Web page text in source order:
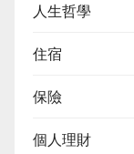
人生哲學
住宿
保險
個人理財